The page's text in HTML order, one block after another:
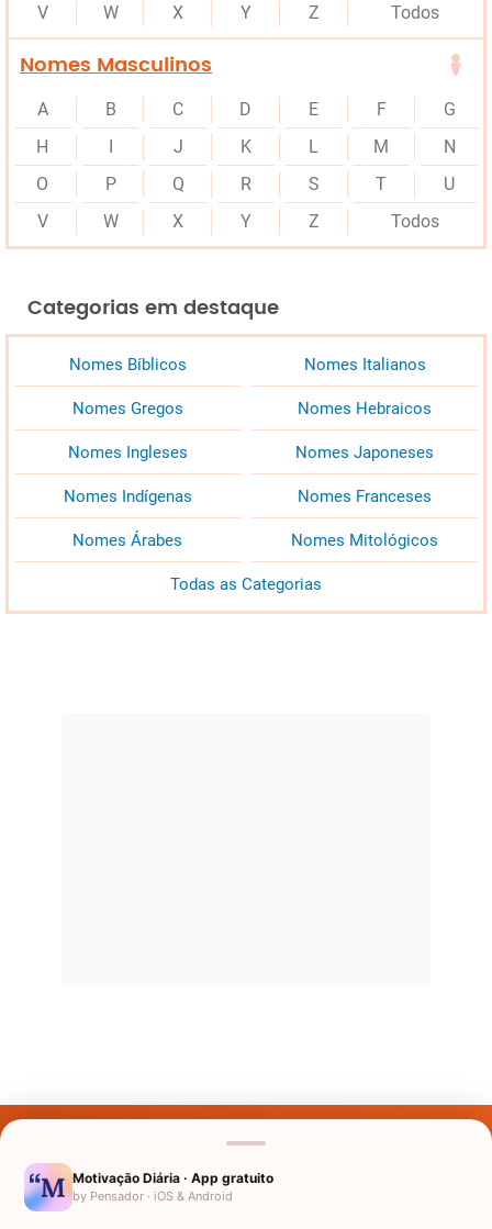
V
W X Y Z Todos
Nomes Masculinos
A B C D E F
G
H
J K L M
N
O
P Q R S T
U
V
W X Y Z Todos
Categorias em destaque
Nomes Bíblicos Nomes Italianos
Nomes Gregos Nomes Hebraicos
Nomes Ingleses Nomes Japoneses
Nomes Indígenas Nomes Franceses
Nomes Árabes Nomes Mitológicos
Todas as Categorias
Nomes pelo Mundo
Motivação Diária · App gratuito
by Pensador · iOS & Android